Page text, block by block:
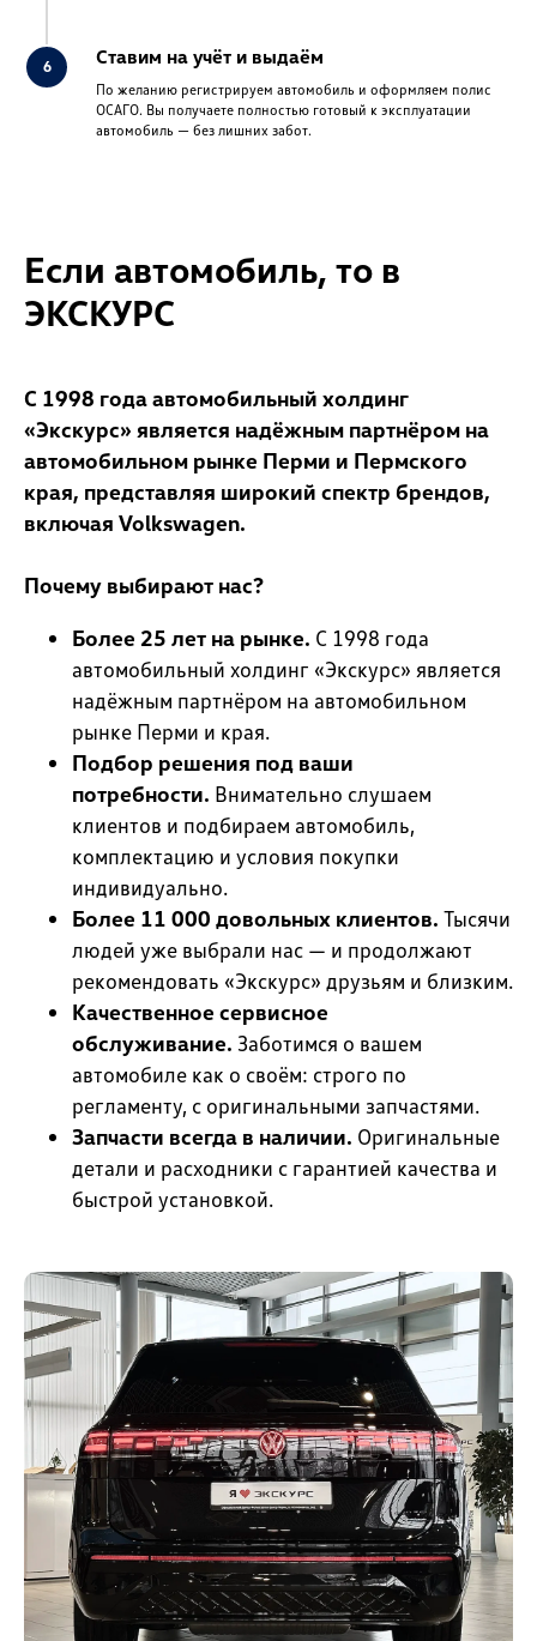
Ставим на учёт и выдаём
По желанию регистрируем автомобиль и оформляем полис
ОСАГО. Вы получаете полностью готовый к эксплуатации
автомобиль — без лишних забот.
Если автомобиль, то в
ЭКСКУРС
С 1998 года автомобильный холдинг
«Экскурс» является надёжным партнёром на
автомобильном рынке Перми и Пермского
края, представляя широкий спектр брендов,
включая Volkswagen.
Почему выбирают нас?
Более 25 лет на рынке. С 1998 года
автомобильный холдинг «Экскурс» является
надёжным партнёром на автомобильном
рынке Перми и края.
Подбор решения под ваши
потребности. Внимательно слушаем
клиентов и подбираем автомобиль,
комплектацию и условия покупки
индивидуально.
Более 11 000 довольных клиентов. Тысячи
людей уже выбрали нас — и продолжают
рекомендовать «Экскурс» друзьям и близким.
Качественное сервисное
обслуживание. Заботимся о вашем
автомобиле как о своём: строго по
регламенту, с оригинальными запчастями.
Запчасти всегда в наличии. Оригинальные
детали и расходники с гарантией качества и
быстрой установкой.